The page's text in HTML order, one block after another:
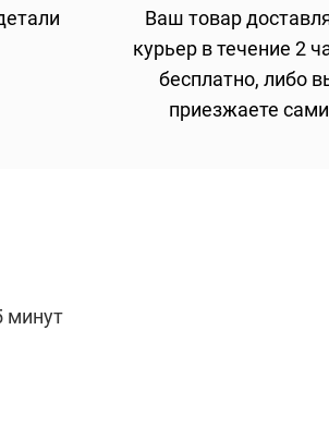
Ваш товар
курьер в течение 2
бесплатно, либо
приезжаете сами
минут